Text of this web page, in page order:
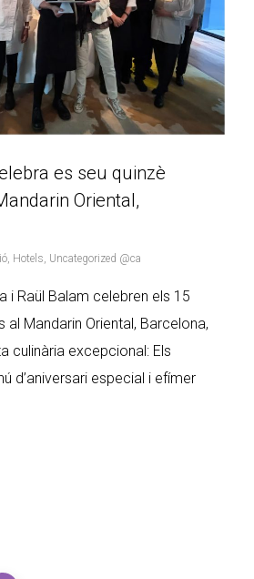
es seu quinzè
Oriental,
, Hotels, Uncategorized @ca
i Raül Balam celebren els 15
al Mandarin Oriental, Barcelona,
culinària excepcional: Els
d’aniversari especial i efímer